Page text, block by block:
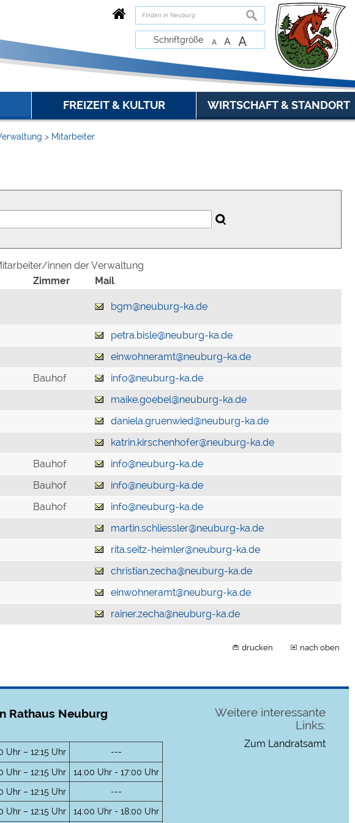
suchen
Schriftgröße A A A
FREIZEIT & KULTUR WIRTSCHAFT & STANDORT
> Mitarbeiter
innen der Verwaltung
Zimmer
Mail
bgm@neuburg-ka.de
petra.bisle@neuburg-ka.de
einwohneramt@neuburg-ka.de
Bauhof
info@neuburg-ka.de
maike.goebel@neuburg-ka.de
daniela.gruenwied@neuburg-ka.de
katrin.kirschenhofer@neuburg-ka.de
Bauhof
info@neuburg-ka.de
Bauhof
info@neuburg-ka.de
Bauhof
info@neuburg-ka.de
martin.schliessler@neuburg-ka.de
rita.seitz-heimler@neuburg-ka.de
christian.zecha@neuburg-ka.de
einwohneramt@neuburg-ka.de
rainer.zecha@neuburg-ka.de
drucken nach oben
Rathaus Neuburg
Uhr – 12:15 Uhr
---
Uhr – 12:15 Uhr
14:00 Uhr - 17:00 Uhr
Uhr – 12:15 Uhr
---
Uhr – 12:15 Uhr 14:00 Uhr - 18:00 Uhr
Weitere interessante
Links:
Zum Landratsamt